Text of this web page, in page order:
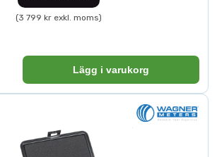
(3 799 kr exkl. moms)
Lägg i varukorg